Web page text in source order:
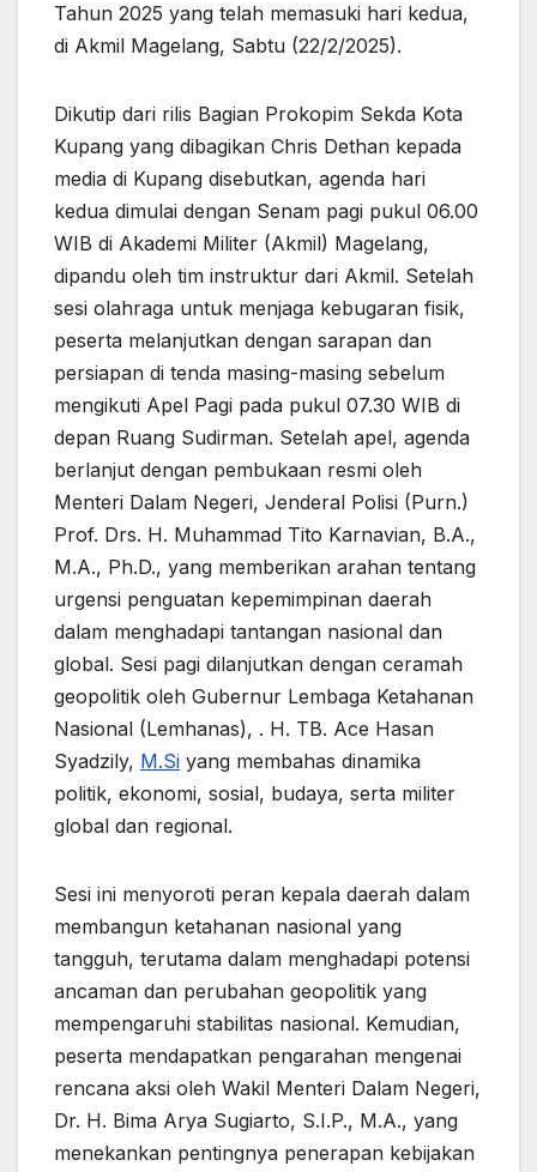
Tahun 2025 yang telah memasuki hari kedua,
di Akmil Magelang, Sabtu (22/2/2025).
Dikutip dari rilis Bagian Prokopim Sekda Kota
Kupang yang dibagikan Chris Dethan kepada
media di Kupang disebutkan, agenda hari
kedua dimulai dengan Senam pagi pukul 06.00
WIB di Akademi Militer (Akmil) Magelang,
dipandu oleh tim instruktur dari Akmil. Setelah
sesi olahraga untuk menjaga kebugaran fisik,
peserta melanjutkan dengan sarapan dan
persiapan di tenda masing-masing sebelum
mengikuti Apel Pagi pada pukul 07.30 WIB di
depan Ruang Sudirman. Setelah apel, agenda
berlanjut dengan pembukaan resmi oleh
Menteri Dalam Negeri, Jenderal Polisi (Purn.)
Prof. Drs. H. Muhammad Tito Karnavian, B.A.,
M.A., Ph.D., yang memberikan arahan tentang
urgensi penguatan kepemimpinan daerah
dalam menghadapi tantangan nasional dan
global. Sesi pagi dilanjutkan dengan ceramah
geopolitik oleh Gubernur Lembaga Ketahanan
Nasional (Lemhanas), . H. TB. Ace Hasan
Syadzily, M.Si yang membahas dinamika
politik, ekonomi, sosial, budaya, serta militer
global dan regional.
Sesi ini menyoroti peran kepala daerah dalam
membangun ketahanan nasional yang
tangguh, terutama dalam menghadapi potensi
ancaman dan perubahan geopolitik yang
mempengaruhi stabilitas nasional. Kemudian,
peserta mendapatkan pengarahan mengenai
rencana aksi oleh Wakil Menteri Dalam Negeri,
Dr. H. Bima Arya Sugiarto, S.I.P., M.A., yang
menekankan pentingnya penerapan kebijakan